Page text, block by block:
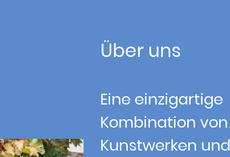
Über uns
Eine einzigartige
Kombination von
Kunstwerken und